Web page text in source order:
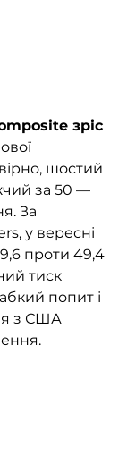
зріс
шостий
за 50 —
За
у вересні
проти 49,4
тиск
попит і
з США